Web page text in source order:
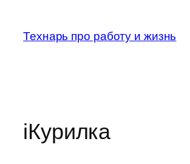
содержимому
Технарь про работу и жизнь
iКурилка